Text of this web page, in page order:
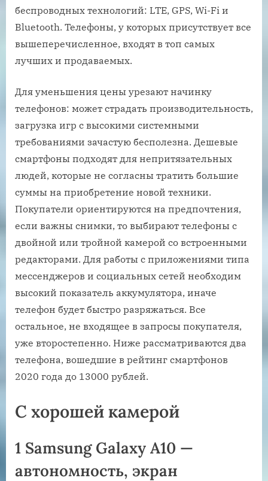
беспроводных технологий: LTE, GPS, Wi-Fi и
Bluetooth. Телефоны, у которых присутствует все
вышеперечисленное, входят в топ самых
лучших и продаваемых.
Для уменьшения цены урезают начинку
телефонов: может страдать производительность,
загрузка игр с высокими системными
требованиями зачастую бесполезна. Дешевые
смартфоны подходят для непритязательных
людей, которые не согласны тратить большие
суммы на приобретение новой техники.
Покупатели ориентируются на предпочтения,
если важны снимки, то выбирают телефоны с
двойной или тройной камерой со встроенными
редакторами. Для работы с приложениями типа
мессенджеров и социальных сетей необходим
высокий показатель аккумулятора, иначе
телефон будет быстро разряжаться. Все
остальное, не входящее в запросы покупателя,
уже второстепенно. Ниже рассматриваются два
телефона, вошедшие в рейтинг смартфонов
2020 года до 13000 рублей.
С хорошей камерой
1 Samsung Galaxy A10 —
автономность, экран